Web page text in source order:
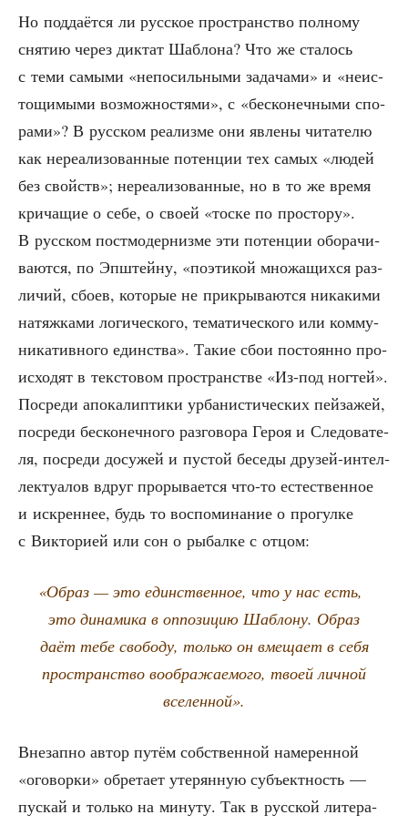
Но под­да­ёт­ся ли рус­ское про­стран­ство пол­но­му
сня­тию через дик­тат Шаб­ло­на? Что же ста­лось
с теми самы­ми «непо­силь­ны­ми зада­ча­ми» и «неис­
то­щи­мы­ми воз­мож­но­стя­ми», с «бес­ко­неч­ны­ми спо­
ра­ми»? В рус­ском реа­лиз­ме они явле­ны чита­те­лю
как нере­а­ли­зо­ван­ные потен­ции тех самых «людей
без свойств»; нере­а­ли­зо­ван­ные, но в то же вре­мя
кри­ча­щие о себе, о сво­ей «тос­ке по про­сто­ру».
В рус­ском пост­мо­дер­низ­ме эти потен­ции обо­ра­чи­
ва­ют­ся, по Эпш­тей­ну, «поэ­ти­кой мно­жа­щих­ся раз­
ли­чий, сбо­ев, кото­рые не при­кры­ва­ют­ся ника­ки­ми
натяж­ка­ми логи­че­ско­го, тема­ти­че­ско­го или ком­му­
ни­ка­тив­но­го един­ства». Такие сбои посто­ян­но про­
ис­хо­дят в тек­сто­вом про­стран­стве «Из-под ног­тей».
Посре­ди апо­ка­лип­ти­ки урба­ни­сти­че­ских пей­за­жей,
посре­ди бес­ко­неч­но­го раз­го­во­ра Героя и Сле­до­ва­те­
ля, посре­ди досу­жей и пустой бесе­ды дру­зей-интел­
лек­ту­а­лов вдруг про­ры­ва­ет­ся что-то есте­ствен­ное
и искрен­нее, будь то вос­по­ми­на­ние о про­гул­ке
с Вик­то­ри­ей или сон о рыбал­ке с отцом:
«Образ — это един­ствен­ное, что у нас есть,
это дина­ми­ка в оппо­зи­цию Шаб­ло­ну. Образ
даёт тебе сво­бо­ду, толь­ко он вме­ща­ет в себя
про­стран­ство вооб­ра­жа­е­мо­го, тво­ей лич­ной
вселенной».
Вне­зап­но автор путём соб­ствен­ной наме­рен­ной
«ого­вор­ки» обре­та­ет уте­рян­ную субъ­ект­ность —
пус­кай и толь­ко на мину­ту. Так в рус­ской лите­ра­